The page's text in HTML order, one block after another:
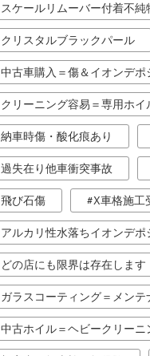
スケールリムーバー付着不純
クリスタルブラックパール
中古車購入＝傷＆イオンデポ
クリーニング容易＝専用ホ
納車時傷・酸化痕あり
過失在り他車衝突事故
飛び石傷 X車格施工
アルカリ性水落ちイオンデ
どの店にも限界は存在します
ガラスコーティング＝メン
中古ホイル＝ヘビークリーニ